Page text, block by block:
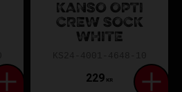
KANSO OPTI
CREW SOCK
WHITE
229 KR